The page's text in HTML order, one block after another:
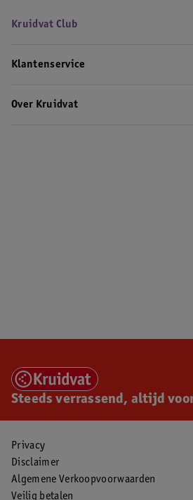
Kruidvat Club
Klantenservice
Over Kruidvat
Steeds verrassend, altijd
Privacy
Disclaimer
Algemene Verkoopvoorwaarden
Veilig betalen